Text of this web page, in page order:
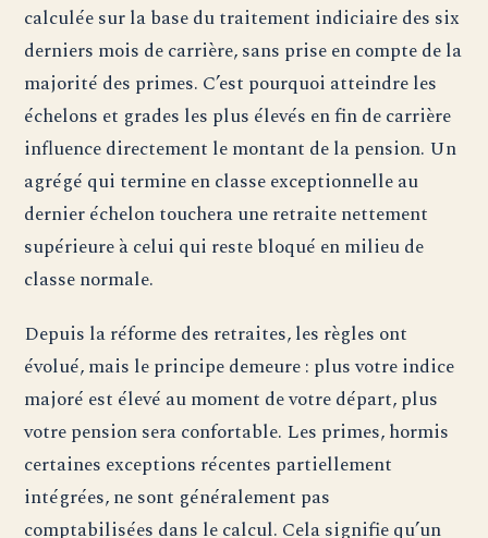
calculée sur la base du traitement indiciaire des six
derniers mois de carrière, sans prise en compte de la
majorité des primes. C’est pourquoi atteindre les
échelons et grades les plus élevés en fin de carrière
influence directement le montant de la pension. Un
agrégé qui termine en classe exceptionnelle au
dernier échelon touchera une retraite nettement
supérieure à celui qui reste bloqué en milieu de
classe normale.
Depuis la réforme des retraites, les règles ont
évolué, mais le principe demeure : plus votre indice
majoré est élevé au moment de votre départ, plus
votre pension sera confortable. Les primes, hormis
certaines exceptions récentes partiellement
intégrées, ne sont généralement pas
comptabilisées dans le calcul. Cela signifie qu’un